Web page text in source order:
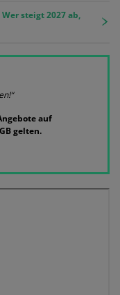
steigt 2027 ab,
auf
gelten.